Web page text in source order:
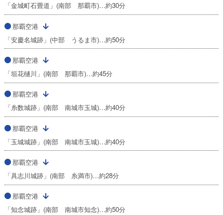
「金城町石畳道」(南部 那覇市)…約30分
那覇空港
「安慶名城跡」(中部 うるま市)…約50分
那覇空港
「垣花樋川」(南部 那覇市)…約45分
那覇空港
「糸数城跡」(南部 南城市玉城)…約40分
那覇空港
「玉城城跡」(南部 南城市玉城)…約40分
那覇空港
「具志川城跡」(南部 糸満市)…約28分
那覇空港
「知念城跡」(南部 南城市知念)…約50分